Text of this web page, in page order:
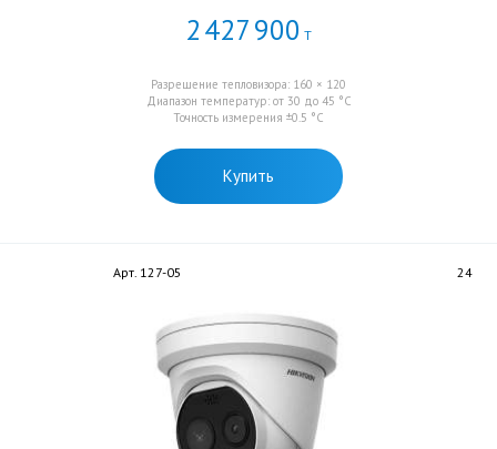
2427900 Т
Разрешение тепловизора: 160 × 120
Диапазон температур: от 30 до 45 °C
Точность измерения ±0.5 °C
Купить
Арт. 127-05 24